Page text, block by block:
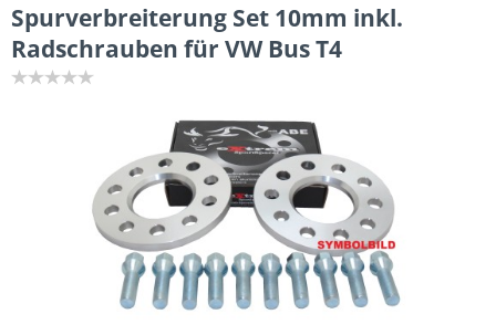
Spurverbreiterung Set 10mm inkl.
Radschrauben für VW Bus T4